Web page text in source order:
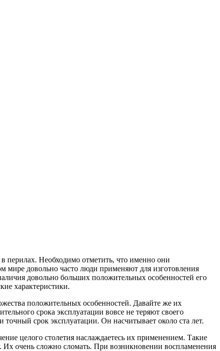
перилах. Необходимо отметить, что именно они
мире довольно часто люди применяют для изготовления
довольно больших положительных особенностей его
характеристики.
положительных особенностей. Давайте же их
срока эксплуатации вовсе не теряют своего
срок эксплуатации. Он насчитывает около ста лет.
целого столетия наслаждаетесь их применением. Такие
очень сложно сломать. При возникновении воспламенения